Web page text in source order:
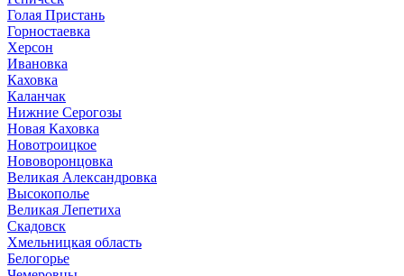
Голая Пристань
Горностаевка
Херсон
Ивановка
Каховка
Каланчак
Нижние Серогозы
Новая Каховка
Новотроицкое
Нововоронцовка
Великая Александровка
Высокополье
Великая Лепетиха
Скадовск
Хмельницкая область
Белогорье